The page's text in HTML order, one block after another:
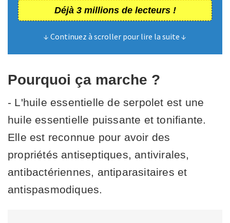
Déjà 3 millions de lecteurs !
↓ Continuez à scroller pour lire la suite ↓
Pourquoi ça marche ?
- L'huile essentielle de serpolet est une
huile essentielle puissante et tonifiante.
Elle est reconnue pour avoir des
propriétés antiseptiques, antivirales,
antibactériennes, antiparasitaires et
antispasmodiques.